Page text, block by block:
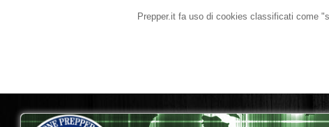
Prepper.it fa uso di cookies classificati come